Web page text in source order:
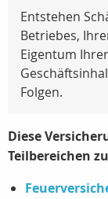
Entstehen
Betriebes,
Eigentum
Folgen.
Diese
Teilbereichen